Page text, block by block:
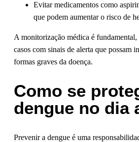
Evitar medicamentos como
que podem aumentar o risco de
A monitorização médica é fundamental,
casos com sinais de alerta que possam
formas graves da doença.
Como se
dengue no dia
Prevenir a dengue é uma